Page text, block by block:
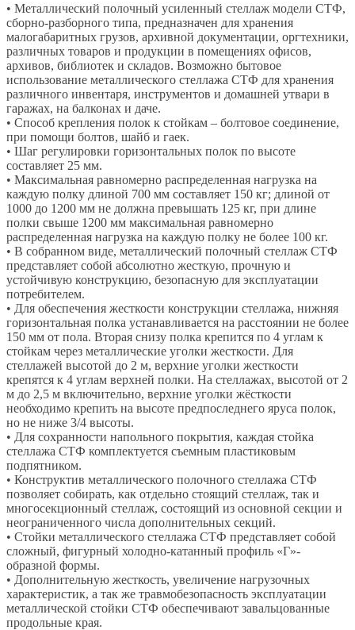
• Металлический полочный усиленный стеллаж модели СТФ,
сборно-разборного типа, предназначен для хранения
малогабаритных грузов, архивной документации, оргтехники,
различных товаров и продукции в помещениях офисов,
архивов, библиотек и складов. Возможно бытовое
использование металлического стеллажа СТФ для хранения
различного инвентаря, инструментов и домашней утвари в
гаражах, на балконах и даче.
• Способ крепления полок к стойкам – болтовое соединение,
при помощи болтов, шайб и гаек.
• Шаг регулировки горизонтальных полок по высоте
составляет 25 мм.
• Максимальная равномерно распределенная нагрузка на
каждую полку длиной 700 мм составляет 150 кг; длиной от
1000 до 1200 мм не должна превышать 125 кг, при длине
полки свыше 1200 мм максимальная равномерно
распределенная нагрузка на каждую полку не более 100 кг.
• В собранном виде, металлический полочный стеллаж СТФ
представляет собой абсолютно жесткую, прочную и
устойчивую конструкцию, безопасную для эксплуатации
потребителем.
• Для обеспечения жесткости конструкции стеллажа, нижняя
горизонтальная полка устанавливается на расстоянии не более
150 мм от пола. Вторая снизу полка крепится по 4 углам к
стойкам через металлические уголки жесткости. Для
стеллажей высотой до 2 м, верхние уголки жесткости
крепятся к 4 углам верхней полки. На стеллажах, высотой от 2
м до 2,5 м включительно, верхние уголки жёсткости
необходимо крепить на высоте предпоследнего яруса полок,
но не ниже 3/4 высоты.
• Для сохранности напольного покрытия, каждая стойка
стеллажа СТФ комплектуется съемным пластиковым
подпятником.
• Конструктив металлического полочного стеллажа СТФ
позволяет собирать, как отдельно стоящий стеллаж, так и
многосекционный стеллаж, состоящий из основной секции и
неограниченного числа дополнительных секций.
• Стойки металлического стеллажа СТФ представляет собой
сложный, фигурный холодно-катанный профиль «Г»-
образной формы.
• Дополнительную жесткость, увеличение нагрузочных
характеристик, а так же травмобезопасность эксплуатации
металлической стойки СТФ обеспечивают завальцованные
продольные края.